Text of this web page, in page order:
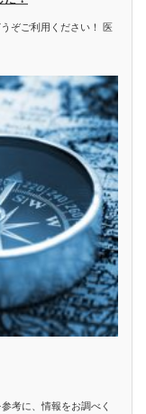
ぞご利用ください！ 医
考に、情報をお調べく